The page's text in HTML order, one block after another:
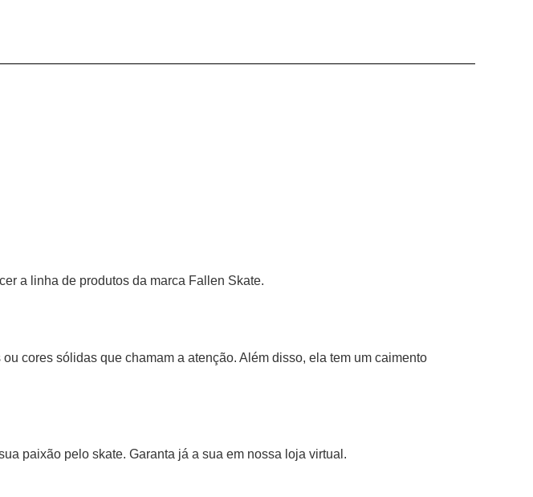
a linha de produtos da marca Fallen Skate.
cores sólidas que chamam a atenção. Além disso, ela tem um caimento
paixão pelo skate. Garanta já a sua em nossa loja virtual.